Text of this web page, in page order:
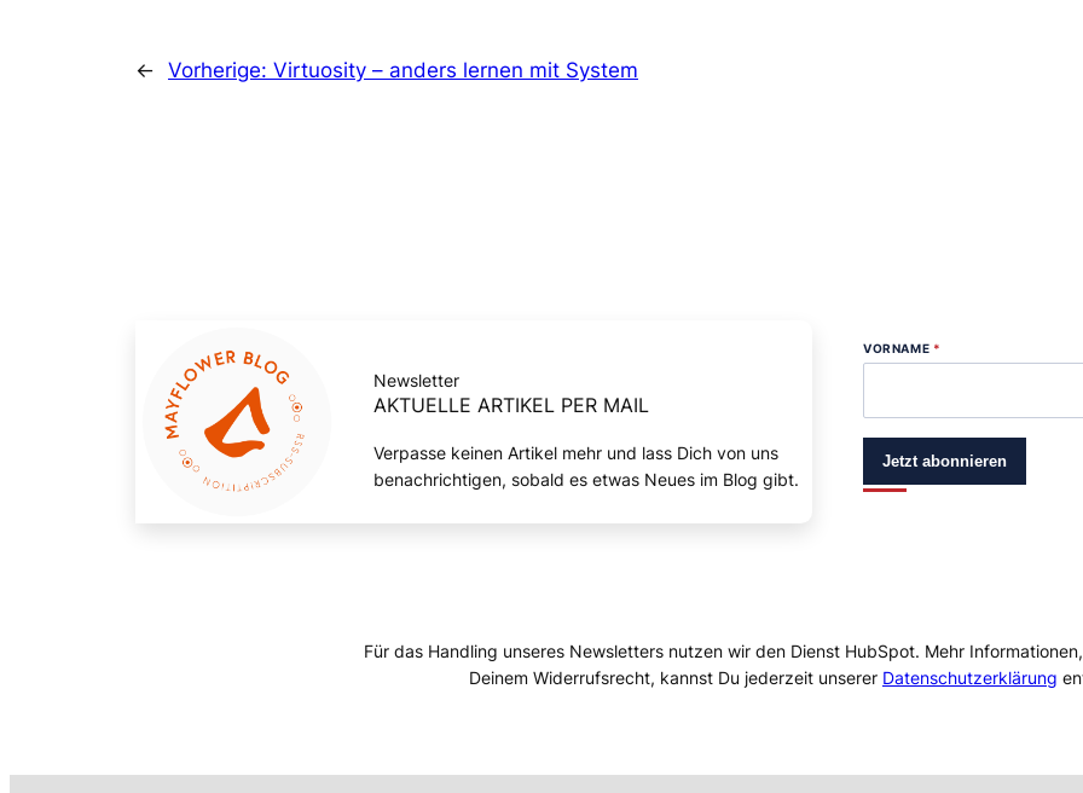
← Vorherige: Virtuosity – anders lernen mit System
Newsletter
AKTUELLE ARTIKEL PER MAIL
Verpasse keinen Artikel mehr und lass Dich von uns
benachrichtigen, sobald es etwas Neues im Blog gibt.
VORNAME *
Jetzt abonnieren
Für das Handling unseres Newsletters nutzen wir den Dienst HubSpot. Mehr
Deinem Widerrufsrecht, kannst Du jederzeit unserer Datenschutzerklärung